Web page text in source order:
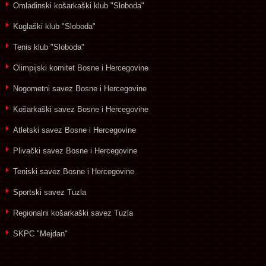
Omladinski košarkaški klub "Sloboda"
Kuglaški klub "Sloboda"
Tenis klub "Sloboda"
Olimpijski komitet Bosne i Hercegovine
Nogometni savez Bosne i Hercegovine
Košarkaški savez Bosne i Hercegovine
Atletski savez Bosne i Hercegovine
Plivački savez Bosne i Hercegovine
Teniski savez Bosne i Hercegovine
Sportski savez Tuzla
Regionalni košarkaški savez Tuzla
SKPC "Mejdan"